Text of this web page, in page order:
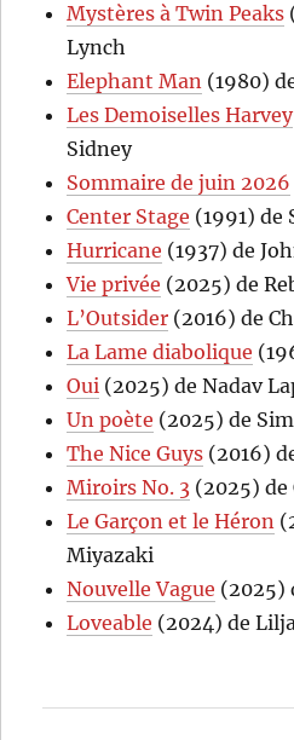
Mystères à Twin Peaks
Lynch
Elephant Man (1980)
Les Demoiselles Harvey
Sidney
Sommaire de juin 2026
Center Stage (1991) de
Hurricane (1937) de
Vie privée (2025) de
L’Outsider (2016) de
La Lame diabolique
Oui (2025) de Nadav
Un poète (2025) de
The Nice Guys (2016)
Miroirs No. 3 (2025)
Le Garçon et le Héron
Miyazaki
Nouvelle Vague (2025)
Loveable (2024) de